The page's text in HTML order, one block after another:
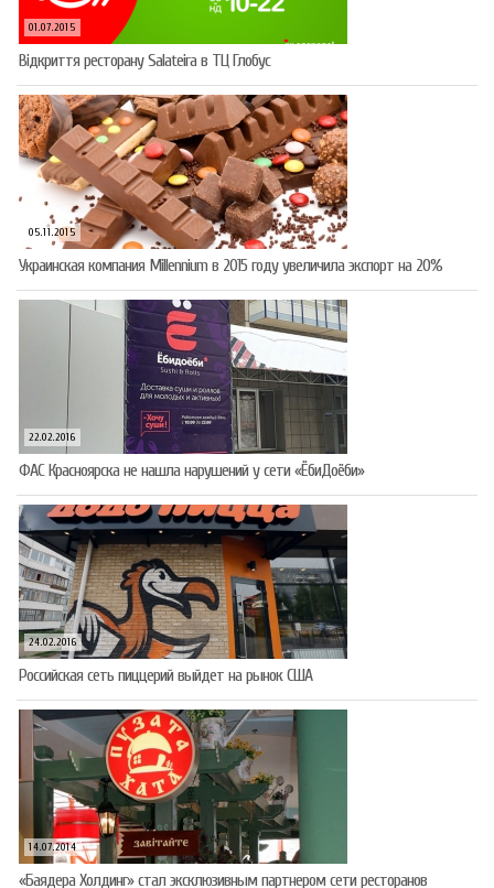
01.07.2015
Відкриття ресторану Salateirа в ТЦ Глобус
05.11.2015
Украинская компания Millennium в 2015 году увеличила экспорт на 20%
22.02.2016
ФАС Красноярска не нашла нарушений у сети «ЁбиДоёби»
24.02.2016
Российская сеть пиццерий выйдет на рынок США
14.07.2014
«Баядера Холдинг» стал эксклюзивным партнером сети ресторанов